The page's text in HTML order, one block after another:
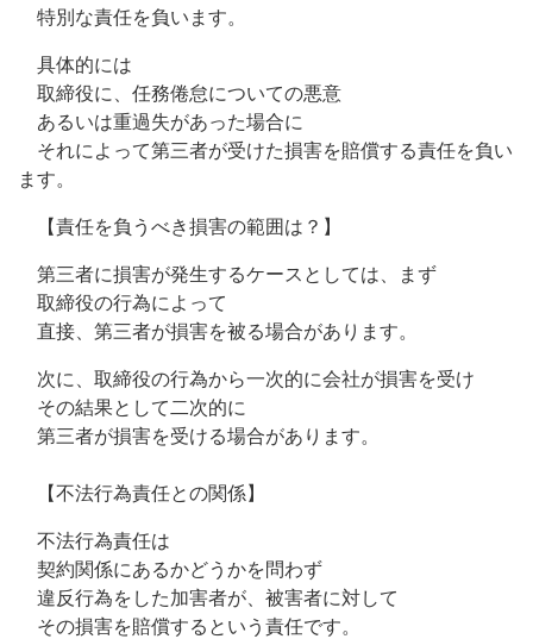
特別な責任を負います。
具体的には
取締役に、任務倦怠についての悪意
あるいは重過失があった場合に
それによって第三者が受けた損害を賠償する責任を負い
ます。
【責任を負うべき損害の範囲は？】
第三者に損害が発生するケースとしては、まず
取締役の行為によって
直接、第三者が損害を被る場合があります。
次に、取締役の行為から一次的に会社が損害を受け
その結果として二次的に
第三者が損害を受ける場合があります。
【不法行為責任との関係】
不法行為責任は
契約関係にあるかどうかを問わず
違反行為をした加害者が、被害者に対して
その損害を賠償するという責任です。